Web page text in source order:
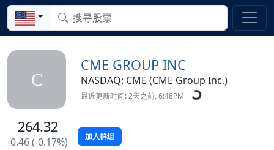
C
CME GROUP INC
NASDAQ: CME (CME Group Inc.)
最近更新时间: 2天之前, 6:48PM
264.32
-0.46 (-0.17%) 加入群组